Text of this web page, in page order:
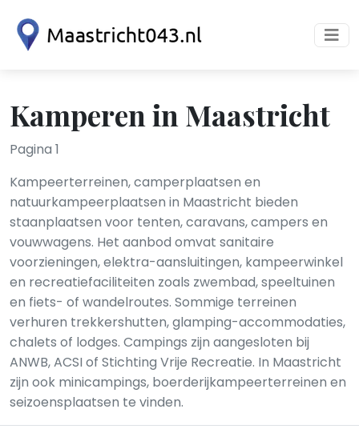
Kamperen in Maastricht
Pagina 1
Kampeerterreinen, camperplaatsen en
natuurkampeerplaatsen in Maastricht bieden
staanplaatsen voor tenten, caravans, campers en
vouwwagens. Het aanbod omvat sanitaire
voorzieningen, elektra-aansluitingen, kampeerwinkel
en recreatiefaciliteiten zoals zwembad, speeltuinen
en fiets- of wandelroutes. Sommige terreinen
verhuren trekkershutten, glamping-accommodaties,
chalets of lodges. Campings zijn aangesloten bij
ANWB, ACSI of Stichting Vrije Recreatie. In Maastricht
zijn ook minicampings, boerderijkampeerterreinen en
seizoensplaatsen te vinden.